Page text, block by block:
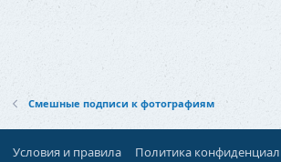
Смешные подписи к фотографиям
Условия и правила
Политика